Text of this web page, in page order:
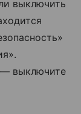
выключить
— выключите